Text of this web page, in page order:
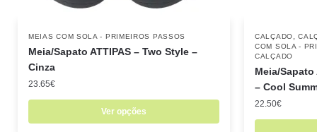
MEIAS COM SOLA - PRIMEIROS PASSOS
Meia/Sapato ATTIPAS – Two Style –
Cinza
23.65€
Ver opções
CALÇADO ,
COM SOLA -
CALÇADO
Meia/Sapato
– Cool
22.50€